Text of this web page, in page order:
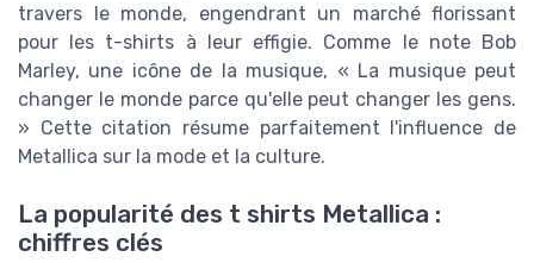
travers le monde, engendrant un marché florissant
pour les t-shirts à leur effigie. Comme le note Bob
Marley, une icône de la musique, « La musique peut
changer le monde parce qu'elle peut changer les gens.
» Cette citation résume parfaitement l'influence de
Metallica sur la mode et la culture.
La popularité des t shirts Metallica :
chiffres clés